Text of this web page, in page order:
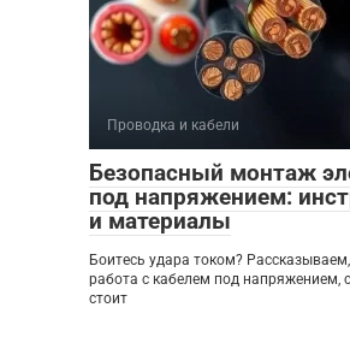
Проводка и кабели
Безопасный монтаж
под напряжением:
и материалы
Боитесь удара током?
работа с кабелем под напряжением,
стоит